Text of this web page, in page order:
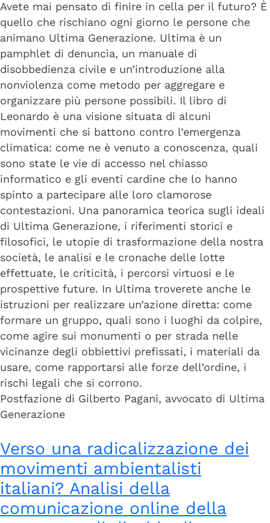
Avete mai pensato di finire in cella per il futuro? È
quello che rischiano ogni giorno le persone che
animano Ultima Generazione. Ultima è un
pamphlet di denuncia, un manuale di
disobbedienza civile e un’introduzione alla
nonviolenza come metodo per aggregare e
organizzare più persone possibili. Il libro di
Leonardo è una visione situata di alcuni
movimenti che si battono contro l’emergenza
climatica: come ne è venuto a conoscenza, quali
sono state le vie di accesso nel chiasso
informatico e gli eventi cardine che lo hanno
spinto a partecipare alle loro clamorose
contestazioni. Una panoramica teorica sugli ideali
di Ultima Generazione, i riferimenti storici e
filosofici, le utopie di trasformazione della nostra
società, le analisi e le cronache delle lotte
effettuate, le criticità, i percorsi virtuosi e le
prospettive future. In Ultima troverete anche le
istruzioni per realizzare un’azione diretta: come
formare un gruppo, quali sono i luoghi da colpire,
come agire sui monumenti o per strada nelle
vicinanze degli obbiettivi prefissati, i materiali da
usare, come rapportarsi alle forze dell’ordine, i
rischi legali che si corrono.
Postfazione di Gilberto Pagani, avvocato di Ultima
Generazione
Verso una radicalizzazione dei
movimenti ambientalisti
italiani? Analisi della
comunicazione online della